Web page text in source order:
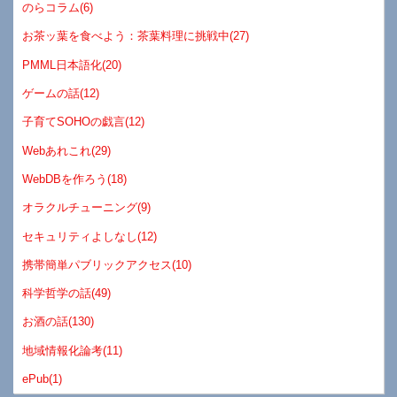
のらコラム(6)
お茶ッ葉を食べよう：茶葉料理に挑戦中(27)
PMML日本語化(20)
ゲームの話(12)
子育てSOHOの戯言(12)
Webあれこれ(29)
WebDBを作ろう(18)
オラクルチューニング(9)
セキュリティよしなし(12)
携帯簡単パブリックアクセス(10)
科学哲学の話(49)
お酒の話(130)
地域情報化論考(11)
ePub(1)